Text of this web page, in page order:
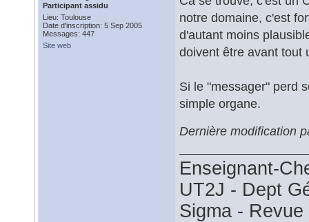
Participant assidu
Lieu: Toulouse
Date d'inscription: 5 Sep 2005
Messages: 447
Site web
notre domaine, c'est
d'autant moins
doivent être avant tout
Si le "messager" perd
simple organe.
Dernière modification
Enseignant-
UT2J - Dept
Sigma -